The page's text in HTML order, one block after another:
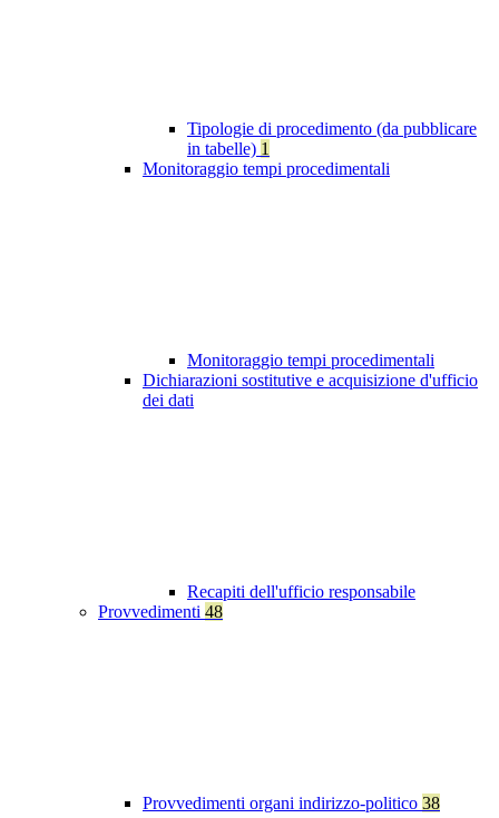
Tipologie di procedimento (da pubblicare
in tabelle) 1
Monitoraggio tempi procedimentali
Monitoraggio tempi procedimentali
Dichiarazioni sostitutive e acquisizione d'ufficio
dei dati
Recapiti dell'ufficio responsabile
Provvedimenti 48
Provvedimenti organi indirizzo-politico 38